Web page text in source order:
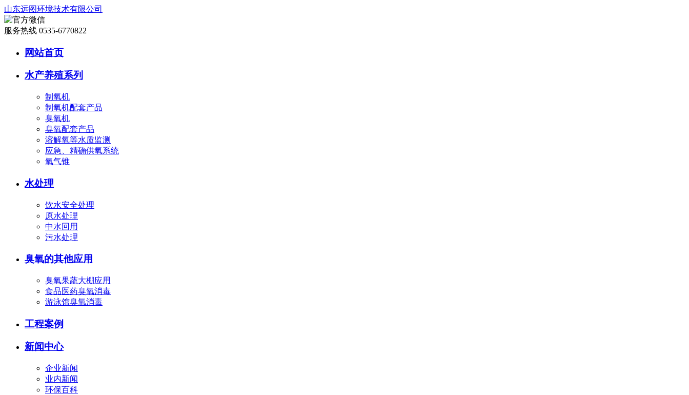
山东远图环境技术有限公司
服务热线 0535-6770822
网站首页
水产养殖系列
制氧机
制氧机配套产品
臭氧机
臭氧配套产品
溶解氧等水质监测
应急、精确供氧系统
氧气锥
水处理
饮水安全处理
原水处理
中水回用
污水处理
臭氧的其他应用
臭氧果蔬大棚应用
食品医药臭氧消毒
游泳馆臭氧消毒
工程案例
新闻中心
企业新闻
业内新闻
环保百科